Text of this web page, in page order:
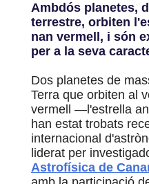
Ambdós planetes,
terrestre, orbiten
nan vermell, i són
per a la seva
Dos planetes de
Terra que orbiten al
vermell —l'estrella
han estat trobats
internacional
liderat per
Astrofísica de